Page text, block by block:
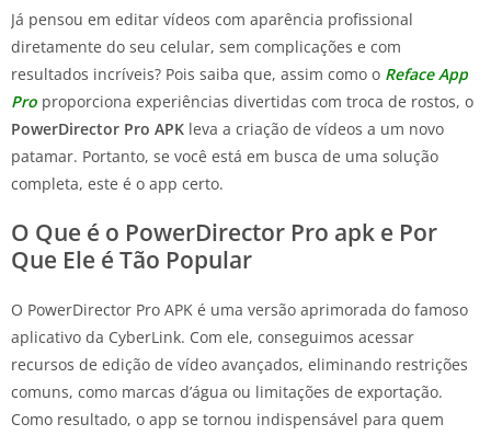
Já pensou em editar vídeos com aparência profissional
diretamente do seu celular, sem complicações e com
resultados incríveis? Pois saiba que, assim como o Reface App
Pro proporciona experiências divertidas com troca de rostos, o
PowerDirector Pro APK leva a criação de vídeos a um novo
patamar. Portanto, se você está em busca de uma solução
completa, este é o app certo.
O Que é o PowerDirector Pro apk e Por
Que Ele é Tão Popular
O PowerDirector Pro APK é uma versão aprimorada do famoso
aplicativo da CyberLink. Com ele, conseguimos acessar
recursos de edição de vídeo avançados, eliminando restrições
comuns, como marcas d’água ou limitações de exportação.
Como resultado, o app se tornou indispensável para quem